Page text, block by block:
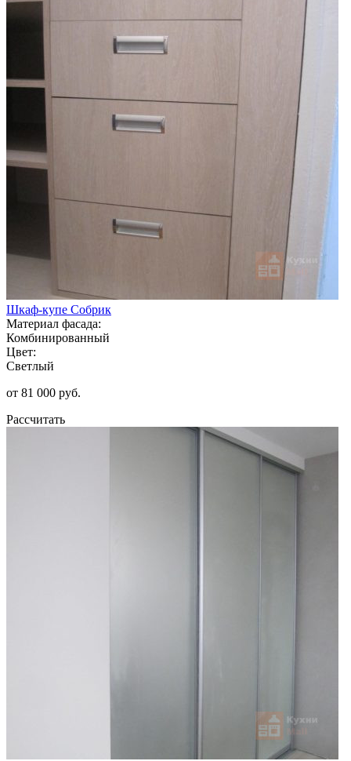
Шкаф-купе Собрик
Материал фасада:
Комбинированный
Цвет:
Светлый
от 81 000 руб.
Рассчитать